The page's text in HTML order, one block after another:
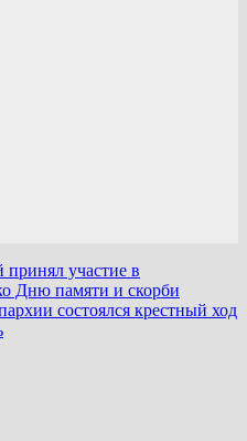
участие в
Дню памяти и скорби
состоялся крестный ход